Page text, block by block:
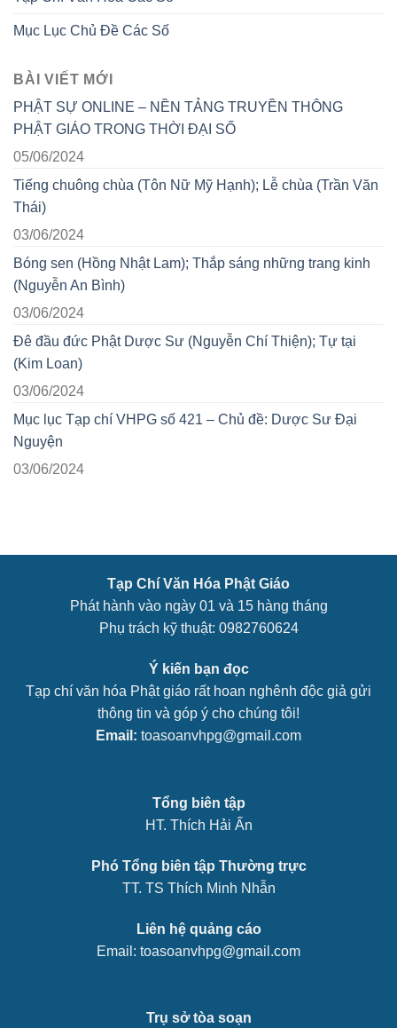
Mục Lục Chủ Đề Các Số
BÀI VIẾT MỚI
PHẬT SỰ ONLINE – NỀN TẢNG TRUYỀN THÔNG
PHẬT GIÁO TRONG THỜI ĐẠI SỐ
05/06/2024
Tiếng chuông chùa (Tôn Nữ Mỹ Hạnh); Lễ chùa (Trần Văn
Thái)
03/06/2024
Bóng sen (Hồng Nhật Lam); Thắp sáng những trang kinh
(Nguyễn An Bình)
03/06/2024
Đê đầu đức Phật Dược Sư (Nguyễn Chí Thiện); Tự tại
(Kim Loan)
03/06/2024
Mục lục Tạp chí VHPG số 421 – Chủ đề: Dược Sư Đại
Nguyện
03/06/2024
Tạp Chí Văn Hóa Phật Giáo
Phát hành vào ngày 01 và 15 hàng tháng
Phụ trách kỹ thuật: 0982760624
Ý kiến bạn đọc
Tạp chí văn hóa Phật giáo rất hoan nghênh độc giả gửi
thông tin và góp ý cho chúng tôi!
Email: toasoanvhpg@gmail.com
Tổng biên tập
HT. Thích Hải Ấn
Phó Tổng biên tập Thường trực
TT. TS Thích Minh Nhẫn
Liên hệ quảng cáo
Email: toasoanvhpg@gmail.com
Trụ sở tòa soạn